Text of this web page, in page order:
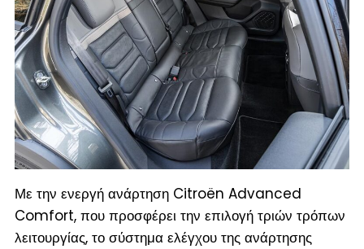
Με την ενεργή ανάρτηση Citroën Advanced
Comfort, που προσφέρει την επιλογή τριών τρόπων
λειτουργίας, το σύστημα ελέγχου της ανάρτησης